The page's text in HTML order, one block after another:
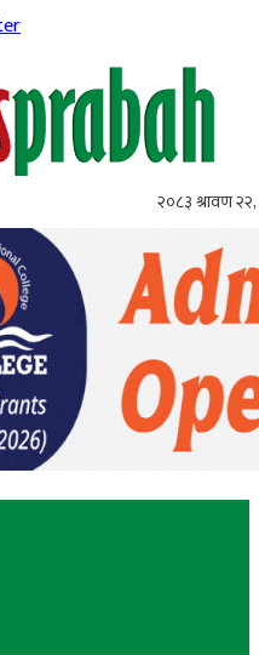
२०८३ श्रावण २२,